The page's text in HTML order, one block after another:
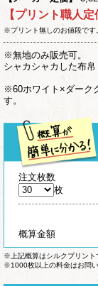
【プリント職人定
※プリント無しのお値段です
※無地のみ販売可。
シャカシャカした布
※60ホワイト×ダーク
す。
注文枚数
枚
概算金額
※上記概算はシルクプリント
※1000枚以上の料金はお問い